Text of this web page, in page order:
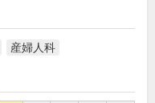
産婦人科